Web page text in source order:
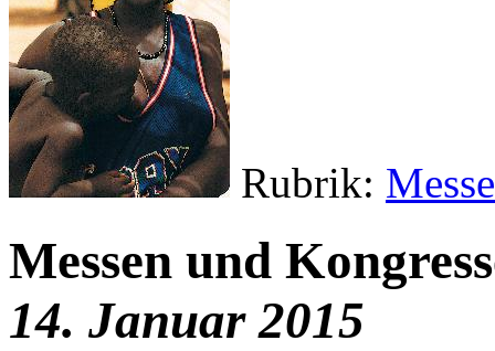
Rubrik:
Messen und
14. Januar 2015